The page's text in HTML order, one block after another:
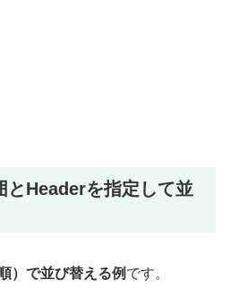
とHeaderを指定して並
）で並び替える例 です。